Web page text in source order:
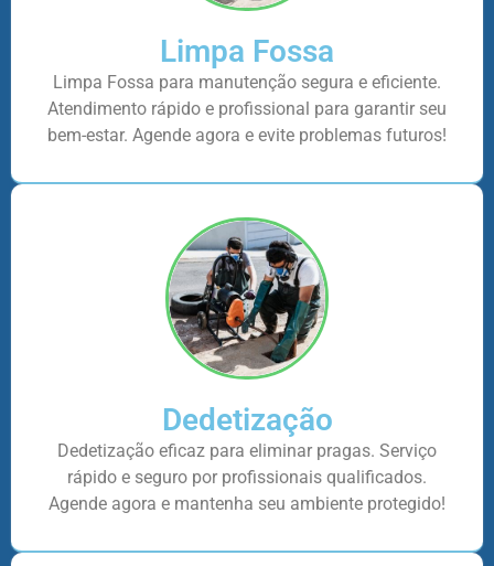
Limpa Fossa
Limpa Fossa para manutenção segura e eficiente.
Atendimento rápido e profissional para garantir seu
bem-estar. Agende agora e evite problemas futuros!
Dedetização
Dedetização eficaz para eliminar pragas. Serviço
rápido e seguro por profissionais qualificados.
Agende agora e mantenha seu ambiente protegido!